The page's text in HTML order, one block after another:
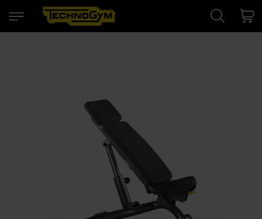
Cart